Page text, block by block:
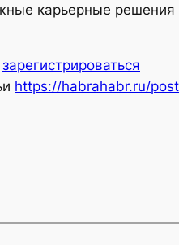
карьерные решения
зарегистрироваться
https://habrahabr.ru/